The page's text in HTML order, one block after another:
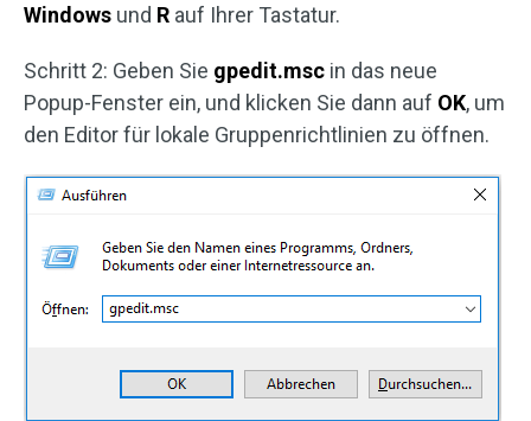
Windows und R auf Ihrer Tastatur.
Schritt 2: Geben Sie gpedit.msc in das neue
Popup-Fenster ein, und klicken Sie dann auf OK, um
den Editor für lokale Gruppenrichtlinien zu öffnen.